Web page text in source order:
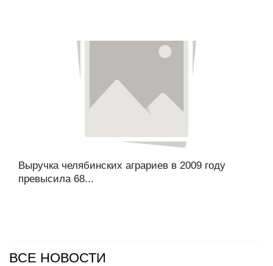
Выручка челябинских аграриев в 2009 году
превысила 68...
ВСЕ НОВОСТИ